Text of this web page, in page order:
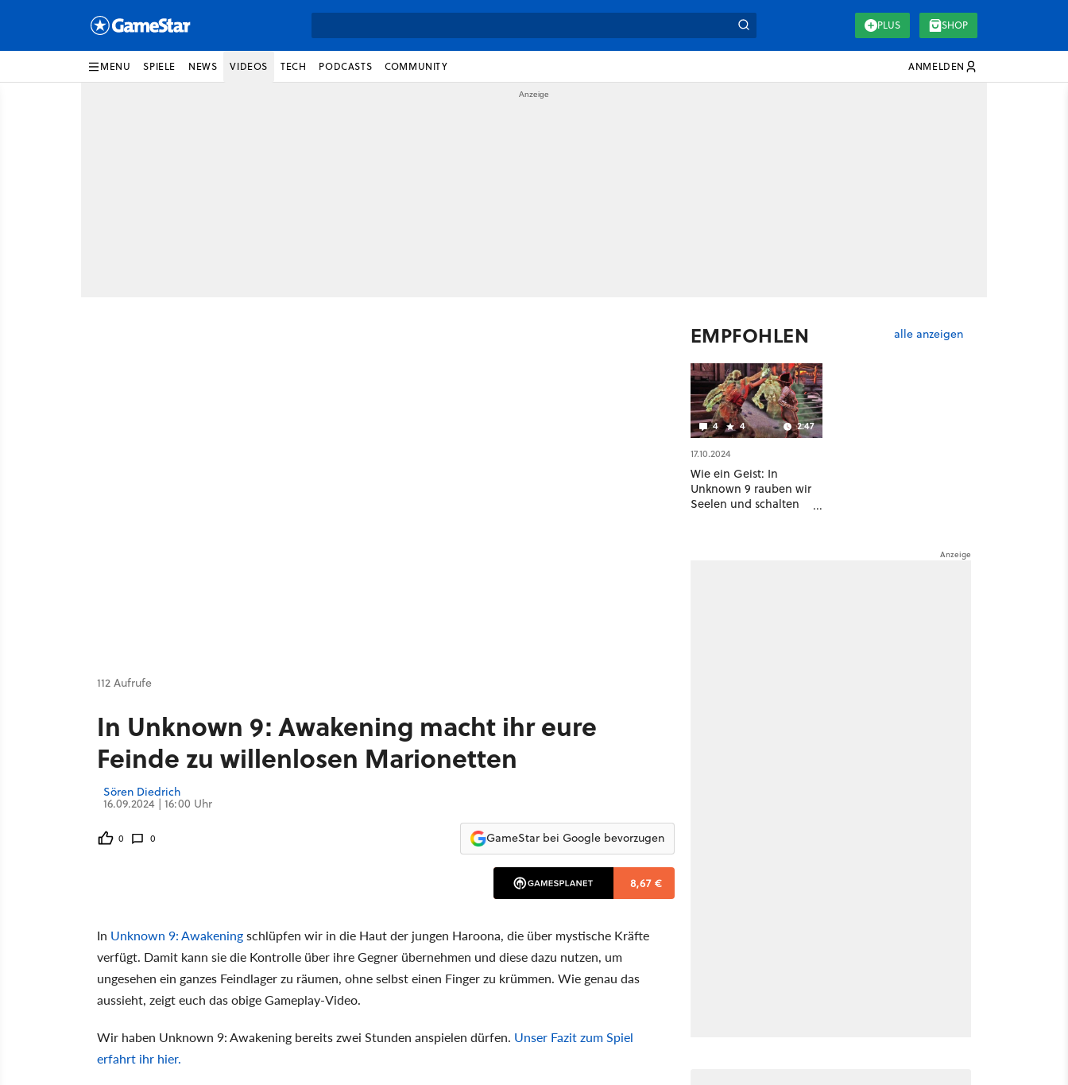
PLUS SHOP
MENU SPIELE NEWS VIDEOS TECH PODCASTS COMMUNITY ANMELDEN
112 Aufrufe
In Unknown 9: Awakening macht ihr eure
Feinde zu willenlosen Marionetten
Sören Diedrich
16.09.2024 | 16:00 Uhr
0 0 GameStar bei Google bevorzugen
8,67 €
In Unknown 9: Awakeningschlüpfen wir in die Haut der jungen Haroona, die über mystische Kräfte
verfügt. Damit kann sie die Kontrolle über ihre Gegner übernehmen und diese dazu nutzen, um
ungesehen ein ganzes Feindlager zu räumen, ohne selbst einen Finger zu krümmen. Wie genau das
aussieht, zeigt euch das obige Gameplay-Video.
Wir haben Unknown 9: Awakening bereits zwei Stunden anspielen dürfen. Unser Fazit zum Spiel
erfahrt ihr hier.
EMPFOHLEN alle anzeigen
4 4 2:47
17.10.2024
Wie ein Geist: In
Unknown 9 rauben wir
Seelen und schalten